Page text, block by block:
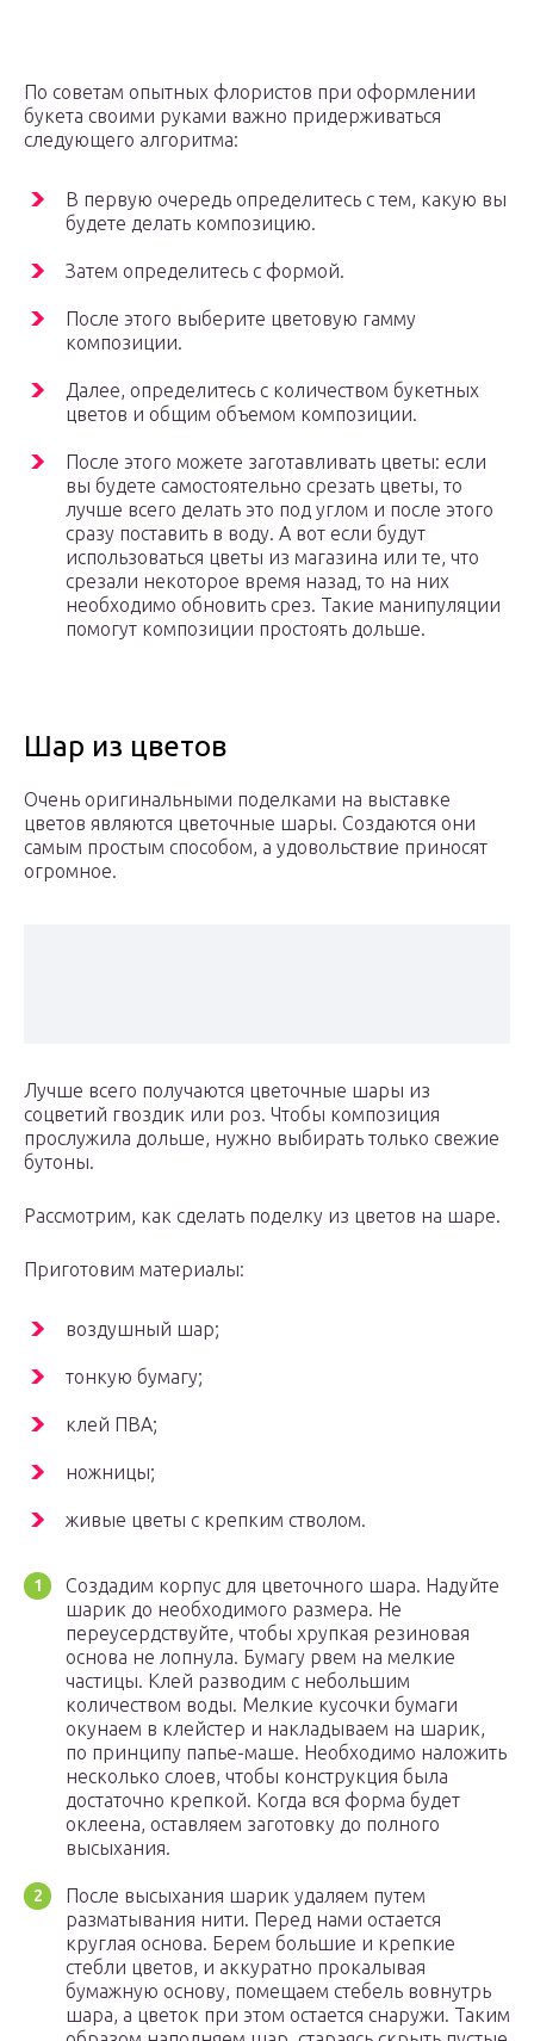
По советам опытных флористов при оформлении
букета своими руками важно придерживаться
следующего алгоритма:
В первую очередь определитесь с тем, какую вы
будете делать композицию.
Затем определитесь с формой.
После этого выберите цветовую гамму
композиции.
Далее, определитесь с количеством букетных
цветов и общим объемом композиции.
После этого можете заготавливать цветы: если
вы будете самостоятельно срезать цветы, то
лучше всего делать это под углом и после этого
сразу поставить в воду. А вот если будут
использоваться цветы из магазина или те, что
срезали некоторое время назад, то на них
необходимо обновить срез. Такие манипуляции
помогут композиции простоять дольше.
Шар из цветов
Очень оригинальными поделками на выставке
цветов являются цветочные шары. Создаются они
самым простым способом, а удовольствие приносят
огромное.
Лучше всего получаются цветочные шары из
соцветий гвоздик или роз. Чтобы композиция
прослужила дольше, нужно выбирать только свежие
бутоны.
Рассмотрим, как сделать поделку из цветов на шаре.
Приготовим материалы:
воздушный шар;
тонкую бумагу;
клей ПВА;
ножницы;
живые цветы с крепким стволом.
Создадим корпус для цветочного шара. Надуйте
шарик до необходимого размера. Не
переусердствуйте, чтобы хрупкая резиновая
основа не лопнула. Бумагу рвем на мелкие
частицы. Клей разводим с небольшим
количеством воды. Мелкие кусочки бумаги
окунаем в клейстер и накладываем на шарик,
по принципу папье-маше. Необходимо наложить
несколько слоев, чтобы конструкция была
достаточно крепкой. Когда вся форма будет
оклеена, оставляем заготовку до полного
высыхания.
После высыхания шарик удаляем путем
разматывания нити. Перед нами остается
круглая основа. Берем большие и крепкие
стебли цветов, и аккуратно прокалывая
бумажную основу, помещаем стебель вовнутрь
шара, а цветок при этом остается снаружи. Таким